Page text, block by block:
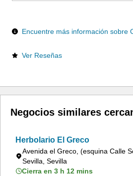
Encuentre más información sobre
Ver Reseñas
Negocios similares
Herbolario El Greco
Avenida el Greco, (esquina Calle
Sevilla, Sevilla
Cierra en 3 h 12 mins